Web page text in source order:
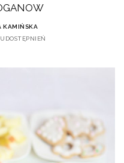
KAMIŃSKA